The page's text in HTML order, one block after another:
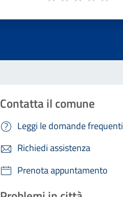
Contatta il comune
Leggi le domande frequenti
Richiedi assistenza
Prenota appuntamento